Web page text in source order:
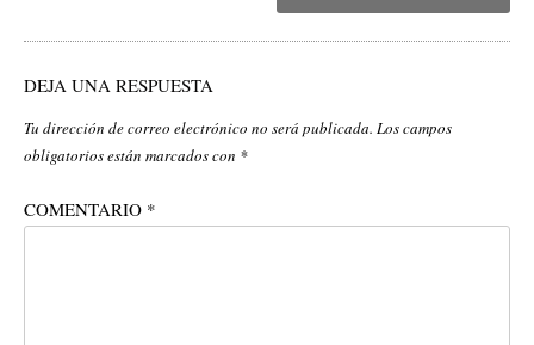
DEJA UNA RESPUESTA
Tu dirección de correo electrónico no será publicada. Los campos
obligatorios están marcados con *
COMENTARIO *